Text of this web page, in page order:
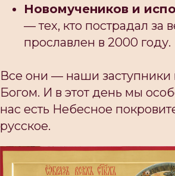
Новомучеников и
— тех, кто пострадал за
прославлен в 2000 году.
Все они — наши
Богом. И в этот день мы
нас есть Небесное
русское.